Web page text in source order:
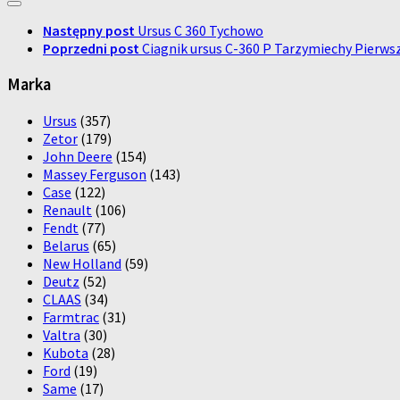
Następny post Ursus C 360 Tychowo
Poprzedni postCiagnik ursus C-360 P Tarzymiechy
Marka
Ursus (357)
Zetor (179)
John Deere (154)
Massey Ferguson (143)
Case (122)
Renault (106)
Fendt (77)
Belarus (65)
New Holland (59)
Deutz (52)
CLAAS (34)
Farmtrac (31)
Valtra (30)
Kubota (28)
Ford (19)
Same (17)